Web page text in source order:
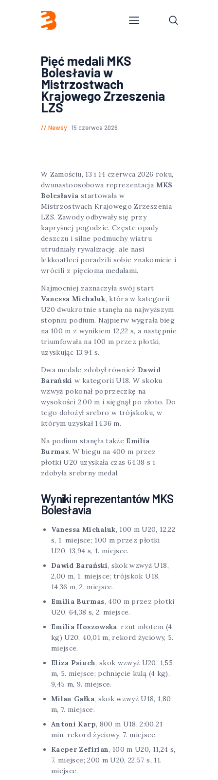
Pięć medali MKS
Bolesłavia w
Mistrzostwach
Krajowego Zrzeszenia
LZS
Newsy 15 czerwca 2026
W Zamościu, 13 i 14 czerwca 2026 roku,
dwunastoosobowa reprezentacja MKS
Bolesłavia startowała w
Mistrzostwach Krajowego Zrzeszenia
LZS. Zawody odbywały się przy
kapryśnej pogodzie. Częste opady
deszczu i silne podmuchy wiatru
utrudniały rywalizację, ale nasi
lekkoatleci poradzili sobie znakomicie i
wrócili z pięcioma medalami.
Najmocniej zaznaczyła swój start
Vanessa Michaluk, która w kategorii
U20 dwukrotnie stanęła na najwyższym
stopniu podium. Najpierw wygrała bieg
na 100 m z wynikiem 12,22 s, a następnie
triumfowała na 100 m przez płotki,
uzyskując 13,94 s.
Dwa medale zdobył również Dawid
Barański w kategorii U18. W skoku
wzwyż pokonał poprzeczkę na
wysokości 2,00 m i sięgnął po złoto. Do
tego dołożył srebro w trójskoku, w
którym uzyskał 14,36 m.
Na podium stanęła także Emilia
Burmas. W biegu na 400 m przez
płotki U20 uzyskała czas 64,38 s i
zdobyła srebrny medal.
Wyniki reprezentantów MKS
Bolesłavia
Vanessa Michaluk, 100 m U20, 12,22
s, 1. miejsce; 100 m przez płotki
U20, 13,94 s, 1. miejsce.
Dawid Barański, skok wzwyż U18,
2,00 m, 1. miejsce; trójskok U18,
14,36 m, 2. miejsce.
Emilia Burmas, 400 m przez płotki
U20, 64,38 s, 2. miejsce.
Emilia Hoszowska, rzut młotem (4
kg) U20, 40,01 m, rekord życiowy, 5.
miejsce.
Eliza Psiuch, skok wzwyż U20, 1,55
m, 5. miejsce; pchnięcie kulą (4 kg),
9,45 m, 9. miejsce.
Milan Gałka, skok wzwyż U18, 1,80
m, 7. miejsce.
Antoni Karp, 800 m U18, 2:00,21
min, rekord życiowy, 7. miejsce.
Kacper Zefirian, 100 m U20, 11,24 s,
7. miejsce; 200 m U20, 22,57 s, 11.
miejsce.